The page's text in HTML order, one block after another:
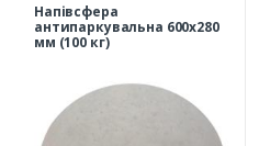
Напівсфера
антипаркувальна 600х280
мм (100 кг)